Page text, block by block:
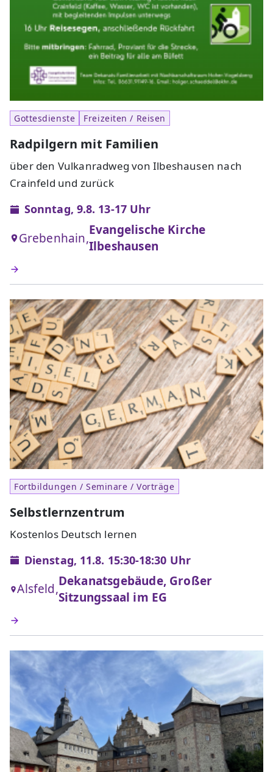
Gottesdienste Freizeiten / Reisen
Radpilgern mit Familien
über den Vulkanradweg von Ilbeshausen nach
Crainfeld und zurück
Sonntag, 9.8. 13-17 Uhr
Grebenhain,
Evangelische Kirche
Ilbeshausen
Fortbildungen / Seminare / Vorträge
Selbstlernzentrum
Kostenlos Deutsch lernen
Dienstag, 11.8. 15:30-18:30 Uhr
Alsfeld,
Dekanatsgebäude, Großer
Sitzungssaal im EG